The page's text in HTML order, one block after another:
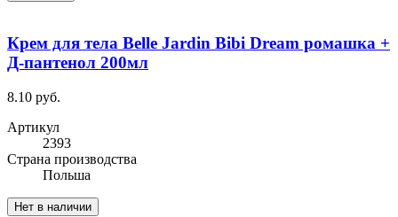
Крем для тела Belle Jardin Bibi Dream ромашка +
Д-пантенол 200мл
8.10 руб.
Артикул
2393
Cтрана производства
Польша
Нет в наличии